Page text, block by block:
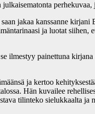
jakaa kanssanne
ja luotat siihen,
ilmestyy painettuna
ja kertoo
Hän kuvailee
tilinteko sielukkaalta ja